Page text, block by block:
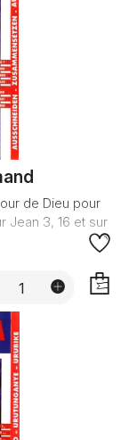
de Dieu pour
Jean 3, 16 et sur